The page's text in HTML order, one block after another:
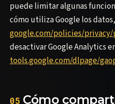
puede limitar algunas
cómo utiliza Google los
google.com/policies/
desactivar Google Analytics
tools.google.com/dlpage/
05 Cómo